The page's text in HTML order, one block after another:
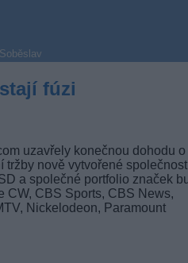
fúzi
uzavřely konečnou dohodu o
tržby nově vytvořené
a společné portfolio značek
CW, CBS Sports, CBS News,
Nickelodeon, Paramount